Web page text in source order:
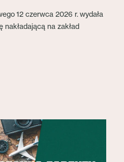
12 czerwca 2026 r. wydała
na zakład